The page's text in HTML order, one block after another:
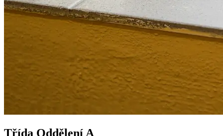
Třída Oddělení A